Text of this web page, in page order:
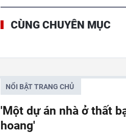
CÙNG CHUYÊN MỤC
NỔI BẬT TRANG CHỦ
'Một dự án nhà ở thất
hoang'